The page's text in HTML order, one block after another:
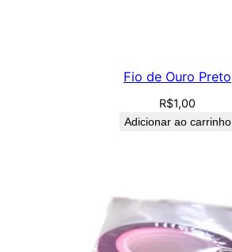
Fio de Ouro Preto
R$1,00
Adicionar ao carrinho